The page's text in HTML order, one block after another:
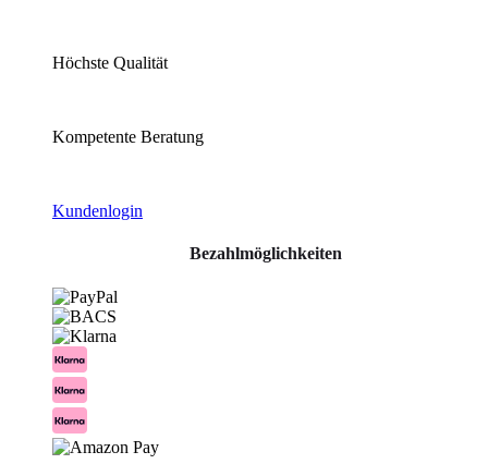
Höchste Qualität
Kompetente Beratung
Kundenlogin
Bezahlmöglichkeiten